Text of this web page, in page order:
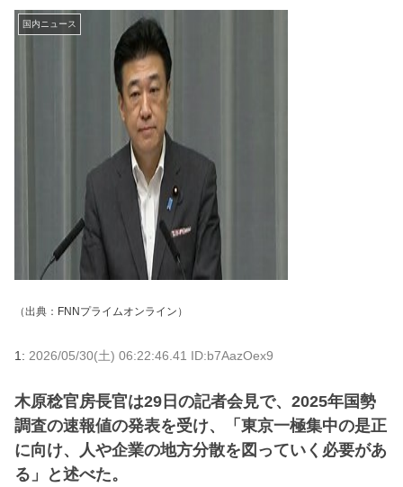
国内ニュース
（出典： FNNプライムオンライン ）
1: 2026/05/30(土) 06:22:46.41 ID:b7AazOex9
木原稔官房長官は29日の記者会見で、2025年国勢
調査の速報値の発表を受け、「東京一極集中の是正
に向け、人や企業の地方分散を図っていく必要があ
る」と述べた。